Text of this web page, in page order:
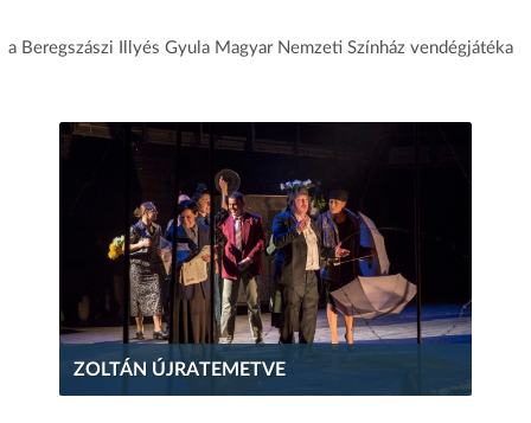
a Beregszászi Illyés Gyula Magyar Nemzeti Színház vendégjátéka
ZOLTÁN ÚJRATEMETVE